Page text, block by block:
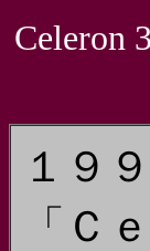
Celeron
１９
「Ｃ